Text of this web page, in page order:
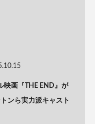
映画『THE END』が
ンら実力派キャスト